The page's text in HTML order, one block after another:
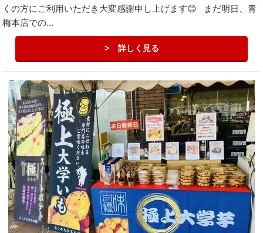
くの方にご利用いただき大変感謝申し上げます😊 まだ明日、青
梅本店での...
詳しく見る